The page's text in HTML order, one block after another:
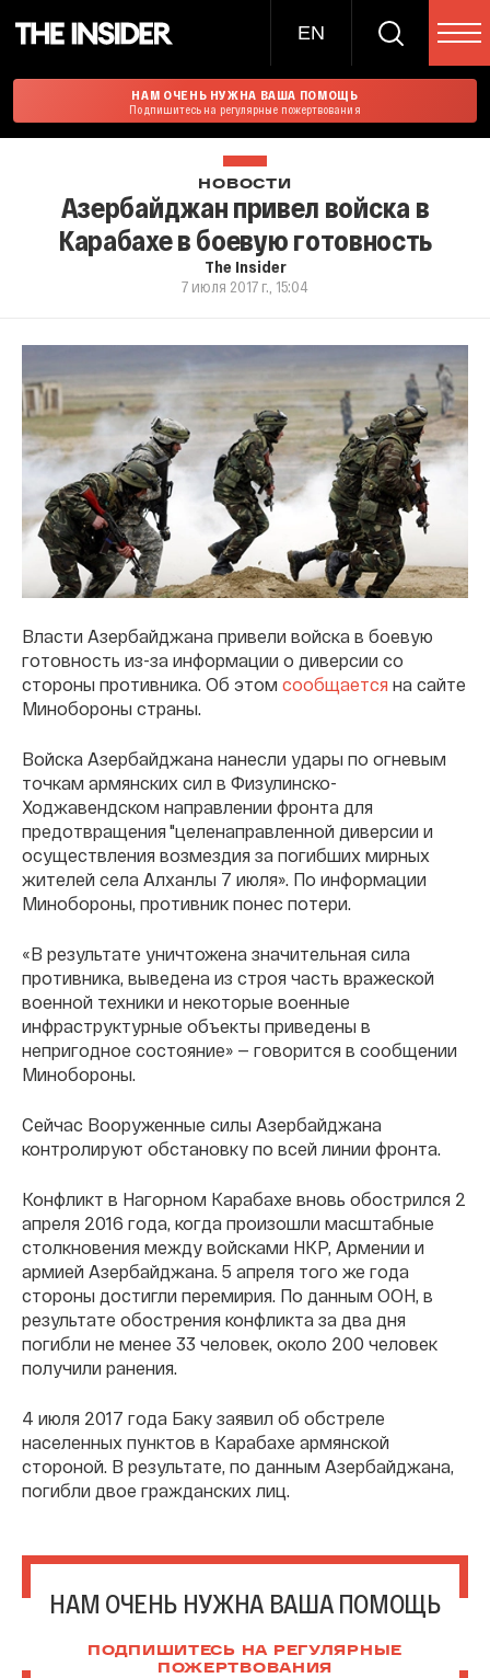
EN
НАМ ОЧЕНЬ НУЖНА ВАША ПОМОЩЬ
Подпишитесь на регулярные пожертвования
НОВОСТИ
Азербайджан привел войска в
Карабахе в боевую готовность
The Insider
7 июля 2017 г., 15:04
Власти Азербайджана привели войска в боевую
готовность из-за информации о диверсии со
стороны противника. Об этом сообщается на сайте
Минобороны страны.
Войска Азербайджана нанесли удары по огневым
точкам армянских сил в Физулинско-
Ходжавендском направлении фронта для
предотвращения "целенаправленной диверсии и
осуществления возмездия за погибших мирных
жителей села Алханлы 7 июля». По информации
Минобороны, противник понес потери.
«В результате уничтожена значительная сила
противника, выведена из строя часть вражеской
военной техники и некоторые военные
инфраструктурные объекты приведены в
непригодное состояние» — говорится в сообщении
Минобороны.
Сейчас Вооруженные силы Азербайджана
контролируют обстановку по всей линии фронта.
Конфликт в Нагорном Карабахе вновь обострился 2
апреля 2016 года, когда произошли масштабные
столкновения между войсками НКР, Армении и
армией Азербайджана. 5 апреля того же года
стороны достигли перемирия. По данным ООН, в
результате обострения конфликта за два дня
погибли не менее 33 человек, около 200 человек
получили ранения.
4 июля 2017 года Баку заявил об обстреле
населенных пунктов в Карабахе армянской
стороной. В результате, по данным Азербайджана,
погибли двое гражданских лиц.
НАМ ОЧЕНЬ НУЖНА ВАША ПОМОЩЬ
ПОДПИШИТЕСЬ НА РЕГУЛЯРНЫЕ
ПОЖЕРТВОВАНИЯ